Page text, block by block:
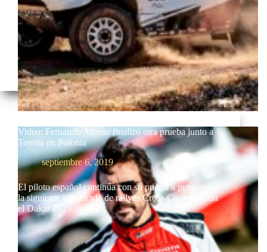
Video: Fernando Alonso finalizó otra prueba junto a
Toyota en Polonia
septiembre 6, 2019
El piloto español continúa con su puesta a punto para
la siguiente temporada de rallyes Cross-Country. Con
el Dakar 2020…